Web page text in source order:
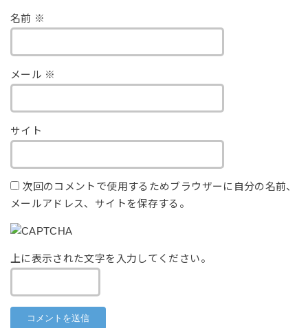
名前 ※
メール ※
サイト
次回のコメントで使用するためブラウザーに自分の名前、
メールアドレス、サイトを保存する。
上に表示された文字を入力してください。